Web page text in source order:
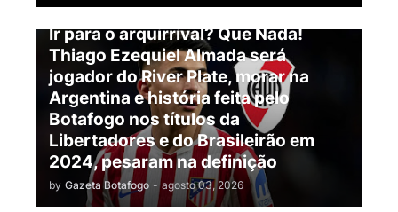
BOTAFOGO
Ir para o arquirrival? Que Nada!
Thiago Ezequiel Almada será
jogador do River Plate, morar na
Argentina e história feita pelo
Botafogo nos títulos da
Libertadores e do Brasileirão em
2024, pesaram na definição
by Gazeta Botafogo - agosto 03, 2026